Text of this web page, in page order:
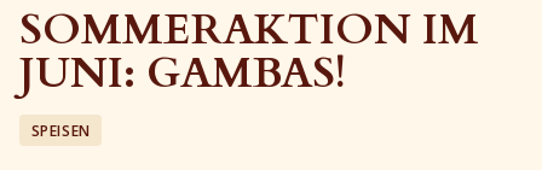
SOMMERAKTION IM
JUNI: GAMBAS!
SPEISEN